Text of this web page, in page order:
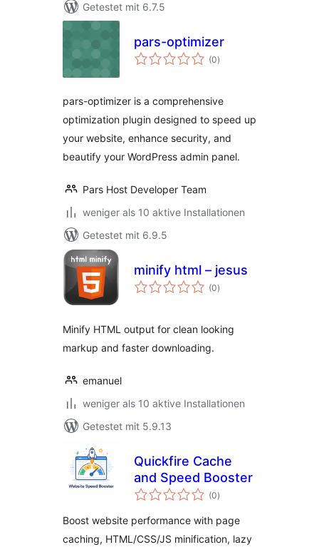
Getestet mit 6.7.5
pars-optimizer
(0Bewertungen
insgesamt
)
pars-optimizer is a comprehensive
optimization plugin designed to speed up
your website, enhance security, and
beautify your WordPress admin panel.
Pars Host Developer Team
weniger als 10 aktive Installationen
Getestet mit 6.9.5
minify html – jesus
(0Bewertungen
insgesamt
)
Minify HTML output for clean looking
markup and faster downloading.
emanuel
weniger als 10 aktive Installationen
Getestet mit 5.9.13
Quickfire Cache
and Speed Booster
(0Bewertungen
insgesamt
)
Boost website performance with page
caching, HTML/CSS/JS minification, lazy